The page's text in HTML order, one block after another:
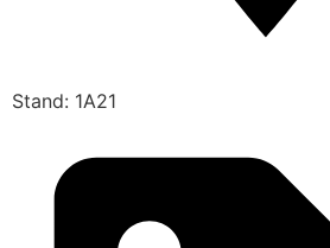
Stand: 1A21